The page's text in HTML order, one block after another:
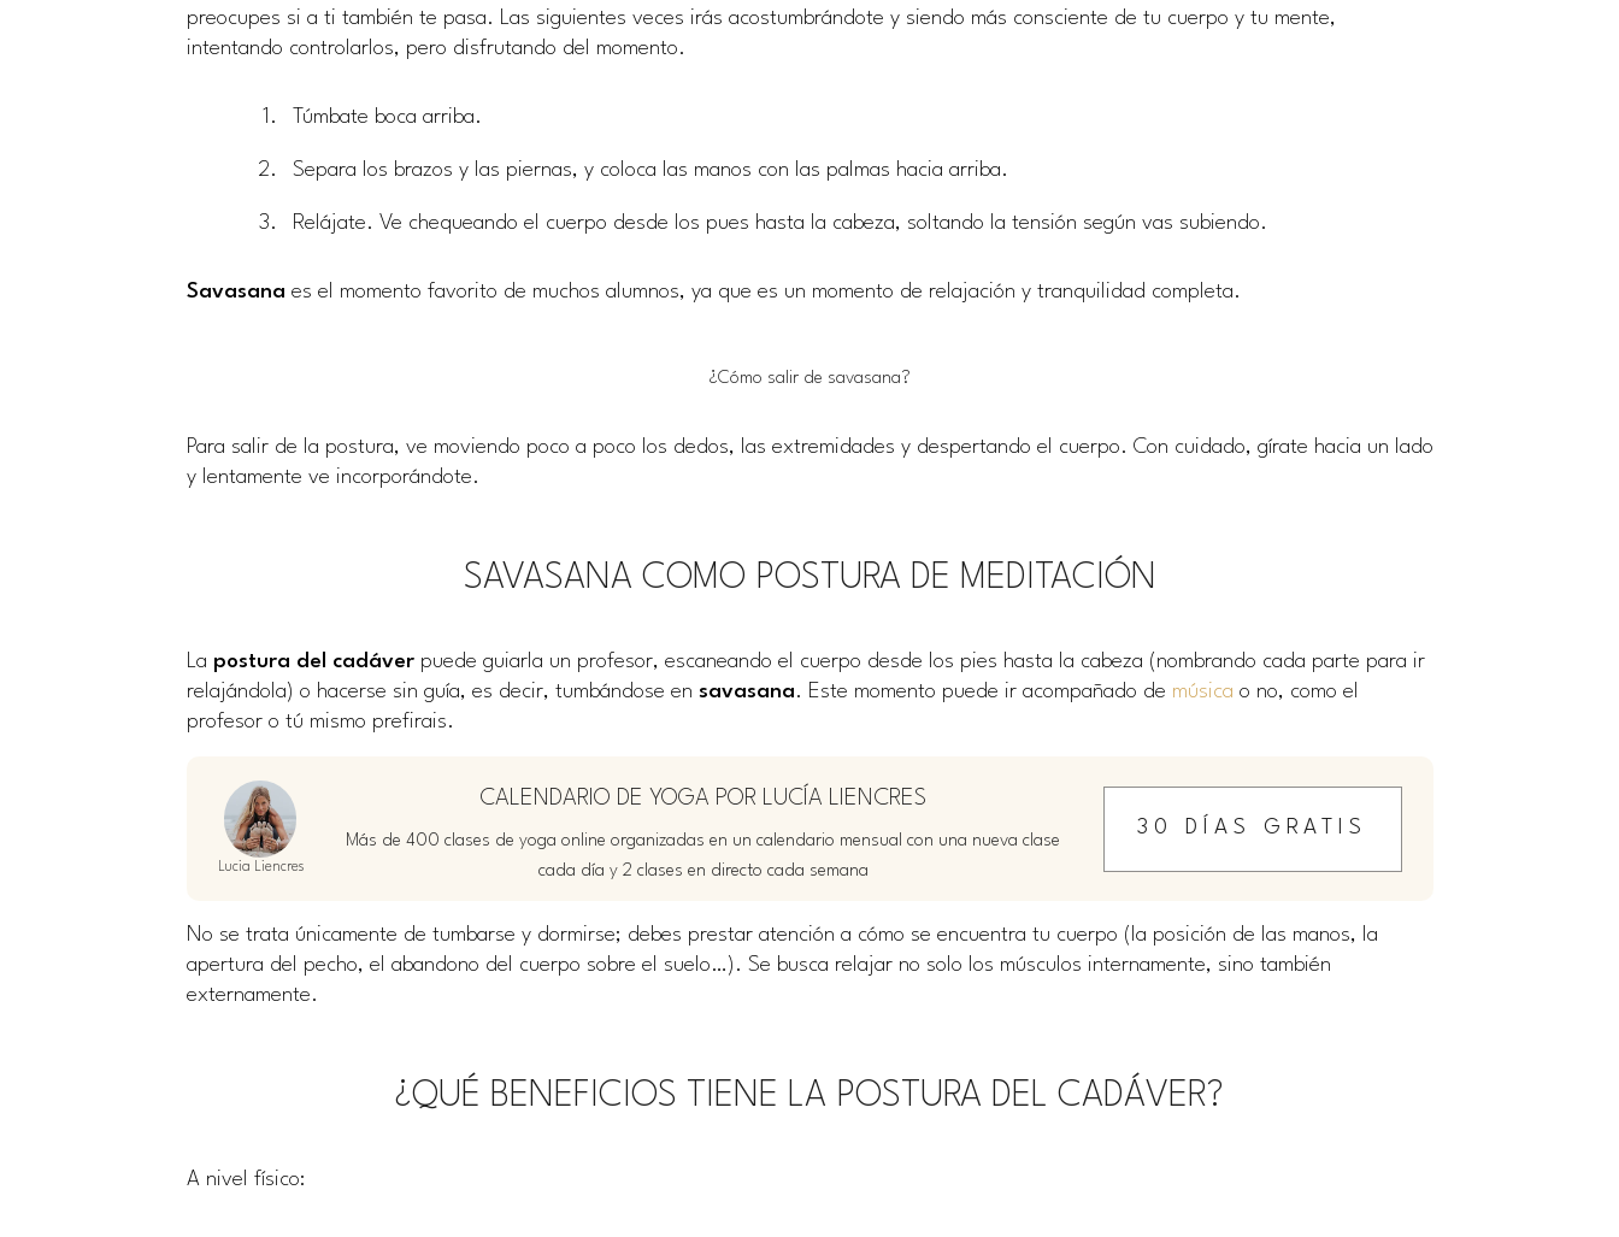
preocupes si a ti también te pasa. Las siguientes veces irás acostumbrándote y siendo más consciente de tu cuerpo y tu mente,
intentando controlarlos, pero disfrutando del momento.
Túmbate boca arriba.
Separa los brazos y las piernas, y coloca las manos con las palmas hacia arriba.
Relájate. Ve chequeando el cuerpo desde los pues hasta la cabeza, soltando la tensión según vas subiendo.
Savasana es el momento favorito de muchos alumnos, ya que es un momento de relajación y tranquilidad completa.
¿Cómo salir de savasana?
Para salir de la postura, ve moviendo poco a poco los dedos, las extremidades y despertando el cuerpo. Con cuidado, gírate hacia un lado
y lentamente ve incorporándote.
SAVASANA COMO POSTURA DE MEDITACIÓN
La postura del cadáverpuede guiarla un profesor, escaneando el cuerpo desde los pies hasta la cabeza (nombrando cada parte para ir
relajándola) o hacerse sin guía, es decir, tumbándose en savasana. Este momento puede ir acompañado de música o no, como el
profesor o tú mismo prefirais.
Lucia Liencres
CALENDARIO DE YOGA POR LUCÍA LIENCRES
Más de 400 clases de yoga online organizadas en un calendario mensual con una nueva clase
cada día y 2 clases en directo cada semana
30 DÍAS GRATIS
No se trata únicamente de tumbarse y dormirse; debes prestar atención a cómo se encuentra tu cuerpo (la posición de las manos, la
apertura del pecho, el abandono del cuerpo sobre el suelo…). Se busca relajar no solo los músculos internamente, sino también
externamente.
¿QUÉ BENEFICIOS TIENE LA POSTURA DEL CADÁVER?
A nivel físico: